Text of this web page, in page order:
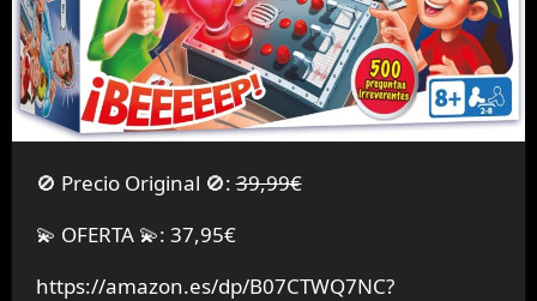
🚫 Precio Original 🚫:39,99€
💫 OFERTA 💫: 37,95€
https://amazon.es/dp/B07CTWQ7NC?